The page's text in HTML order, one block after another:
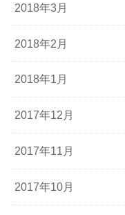
2018年3月
2018年2月
2018年1月
2017年12月
2017年11月
2017年10月